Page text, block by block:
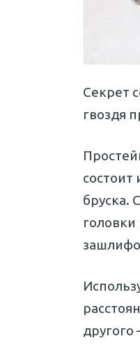
Секрет
гвоздя
состоит
бруска.
головки